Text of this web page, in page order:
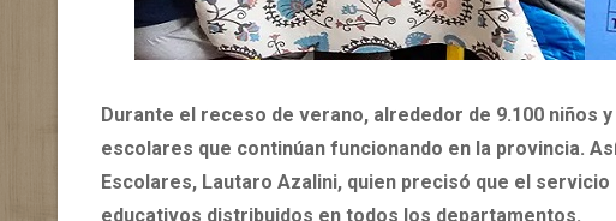
Durante el receso de verano, alrededor de 9.100 niños
escolares que continúan funcionando en la provincia.
Escolares, Lautaro Azalini, quien precisó que el
educativos distribuidos en todos los departamentos.